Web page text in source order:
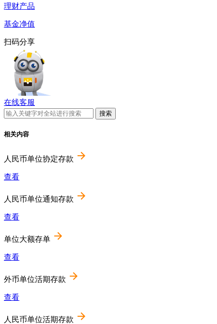
理财产品
基金净值
扫码分享
在线客服
相关内容
人民币单位协定存款
查看
人民币单位通知存款
查看
单位大额存单
查看
外币单位活期存款
查看
人民币单位活期存款